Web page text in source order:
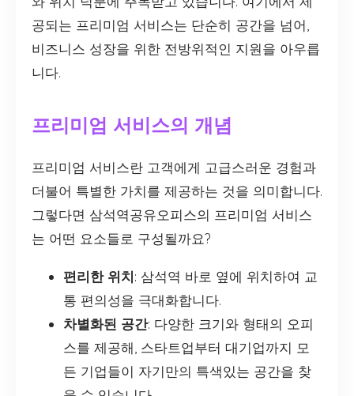
공되는 프리미엄 서비스는 단순히 공간을 넘어,
비즈니스 성장을 위한 전방위적인 지원을 아우릅
니다.
프리미엄 서비스의 개념
프리미엄 서비스란 고객에게 고급스러운 경험과
더불어 특별한 가치를 제공하는 것을 의미합니다.
그렇다면 삼석역공유오피스의 프리미엄 서비스
는 어떤 요소들로 구성될까요?
편리한 위치: 삼석역 바로 옆에 위치하여 교
통 편의성을 극대화합니다.
차별화된 공간: 다양한 크기와 형태의 오피
스를 제공해, 스타트업부터 대기업까지 모
든 기업들이 자기만의 특색있는 공간을 찾